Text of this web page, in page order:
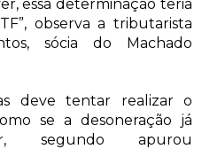
essa determinação teria
observa a tributarista
sócia do Machado
deve tentar realizar o
se a desoneração já
segundo apurou